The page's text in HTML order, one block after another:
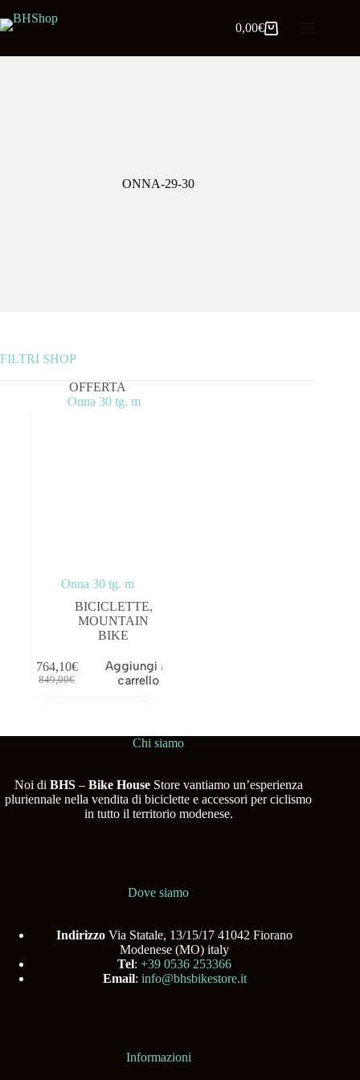
0,00€
ONNA-29-30
FILTRI SHOP
OUTLET
Tag prodotto
OFFERTA
Onna 30 tg. m
BICICLETTE,
MOUNTAIN
BIKE
849,00€
764,10€
Aggiungi al
carrello
Chi siamo
Noi di BHS– Bike HouseStore vantiamo un’esperienza
pluriennale nella vendita di biciclette e accessori per ciclismo
in tutto il territorio modenese.
Dove siamo
Indirizzo Via Statale, 13/15/17 41042 Fiorano
Modenese (MO) italy
Tel:+39 0536 253366
Email: info@bhsbikestore.it
Informazioni